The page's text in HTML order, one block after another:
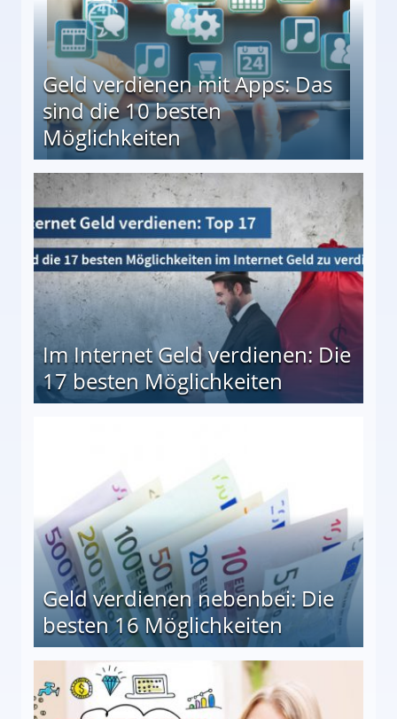
Geld verdienen mit Apps: Das
sind die 10 besten
Möglichkeiten
besten Möglichkeiten
Im Internet Geld verdienen: Die
17 besten Möglichkeiten
Geld verdienen nebenbei: Die
besten 16 Möglichkeiten